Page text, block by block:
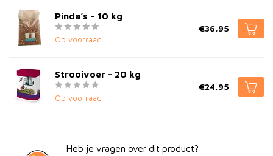
Pinda’s – 10 kg
Op voorraad
€36,95
Strooivoer - 20 kg
Op voorraad
€24,95
Heb je vragen over dit product?